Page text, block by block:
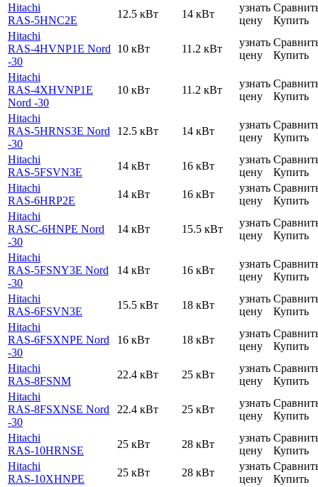
Hitachi
RAS-5HNC2E
12.5 кВт 14 кВт
узнать
цену
Купить
Hitachi
RAS-4HVNP1E Nord
-30
10 кВт 11.2 кВт
узнать
цену
Купить
Hitachi
RAS-4XHVNP1E
Nord -30
10 кВт 11.2 кВт
узнать
цену
Купить
Hitachi
RAS-5HRNS3E Nord
-30
12.5 кВт 14 кВт
узнать
цену
Купить
Hitachi
RAS-5FSVN3E
14 кВт 16 кВт
узнать
цену
Купить
Hitachi
RAS-6HRP2E
14 кВт 16 кВт
узнать
цену
Купить
Hitachi
RASC-6HNPE Nord
-30
14 кВт 15.5 кВт
узнать
цену
Купить
Hitachi
RAS-5FSNY3E Nord
-30
14 кВт 16 кВт
узнать
цену
Купить
Hitachi
RAS-6FSVN3E
15.5 кВт 18 кВт
узнать
цену
Купить
Hitachi
RAS-6FSXNPE Nord
-30
16 кВт 18 кВт
узнать
цену
Купить
Hitachi
RAS-8FSNM
22.4 кВт 25 кВт
узнать
цену
Купить
Hitachi
RAS-8FSXNSE Nord
-30
22.4 кВт 25 кВт
узнать
цену
Купить
Hitachi
RAS-10HRNSE
25 кВт 28 кВт
узнать
цену
Купить
Hitachi
RAS-10XHNPE
25 кВт 28 кВт
узнать
цену
Купить